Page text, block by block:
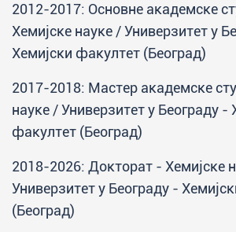
2012-2017: Основне академске
Хемијске науке / Универзитет у
Хемијски факултет (Београд)
2017-2018: Мастер академске
науке / Универзитет у Београду -
факултет (Београд)
2018-2026: Докторат - Хемијске
Универзитет у Београду -
(Београд)